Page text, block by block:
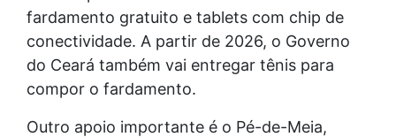
fardamento gratuito e tablets com chip de
conectividade. A partir de 2026, o Governo
do Ceará também vai entregar tênis para
compor o fardamento.
Outro apoio importante é o Pé-de-Meia,